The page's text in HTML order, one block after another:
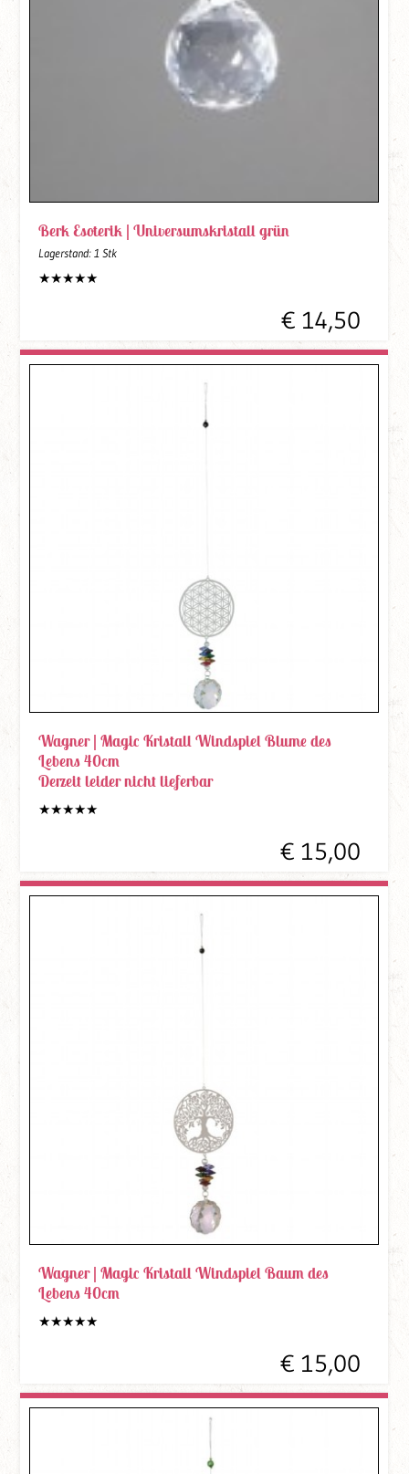
Berk Esoterik |Universumskristall grün
Lagerstand:1 Stk
€ 14,50
Wagner |Magic Kristall Windspiel Blume des
Lebens 40cm
Derzeit leider nicht lieferbar
€ 15,00
Wagner |Magic Kristall Windspiel Baum des
Lebens 40cm
€ 15,00